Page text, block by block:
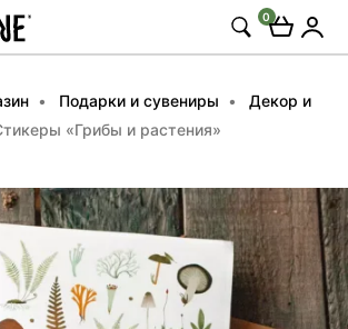
0
Подарки и сувениры
Декор и
«Грибы и растения»